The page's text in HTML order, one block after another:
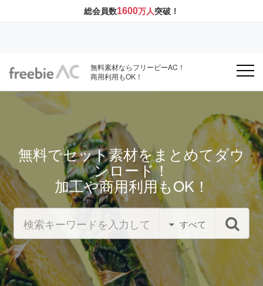
総会員数1600万人突破！
無料素材ならフリービーAC！
商用利用もOK！
無料でセット素材をまとめてダウ
ンロード！
加工や商用利用もOK！
すべて